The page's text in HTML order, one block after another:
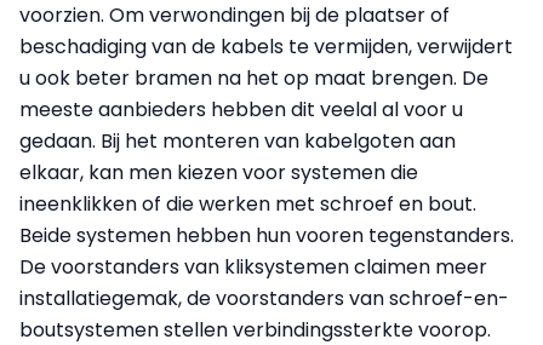
voorzien. Om verwondingen bij de plaatser of
beschadiging van de kabels te vermijden, verwijdert
u ook beter bramen na het op maat brengen. De
meeste aanbieders hebben dit veelal al voor u
gedaan. Bij het monteren van kabelgoten aan
elkaar, kan men kiezen voor systemen die
ineenklikken of die werken met schroef en bout.
Beide systemen hebben hun vooren tegenstanders.
De voorstanders van kliksystemen claimen meer
installatiegemak, de voorstanders van schroef-en-
boutsystemen stellen verbindingssterkte voorop.